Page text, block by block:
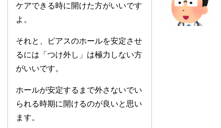
ケアできる時に開けた方がいいです
よ。
それと、ピアスのホールを安定させ
るには「つけ外し」は極力しない方
がいいです。
ホールが安定するまで外さないでい
られる時期に開けるのが良いと思い
ます。